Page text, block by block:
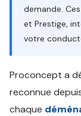
demande.
et Prestige,
votre
Proconcept a
reconnue
chaque